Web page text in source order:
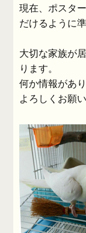
現在、ポスタ
だけるように
大切な家族が
ります。
何か情報があ
よろしくお願い